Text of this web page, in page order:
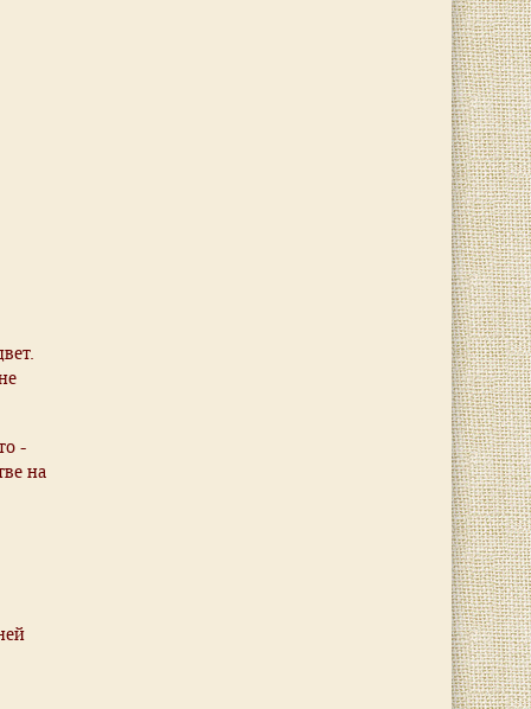
-
на